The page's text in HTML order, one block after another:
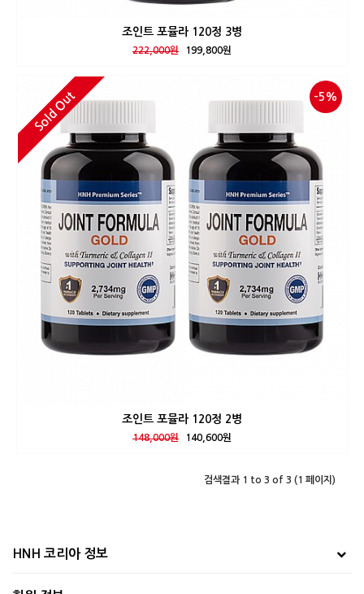
조인트 포뮬라 120정 3병
222,000원 199,800원
-5%
Sold Out
조인트 포뮬라 120정 2병
148,000원 140,600원
검색결과 1 to 3 of 3 (1 페이지)
HNH 코리아 정보